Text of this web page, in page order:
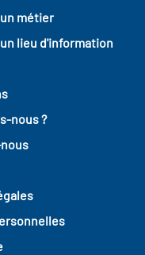
métier
lieu d'information
nous ?